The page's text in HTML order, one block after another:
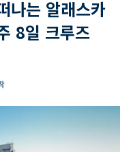
나는 알래스카
8일 크루즈